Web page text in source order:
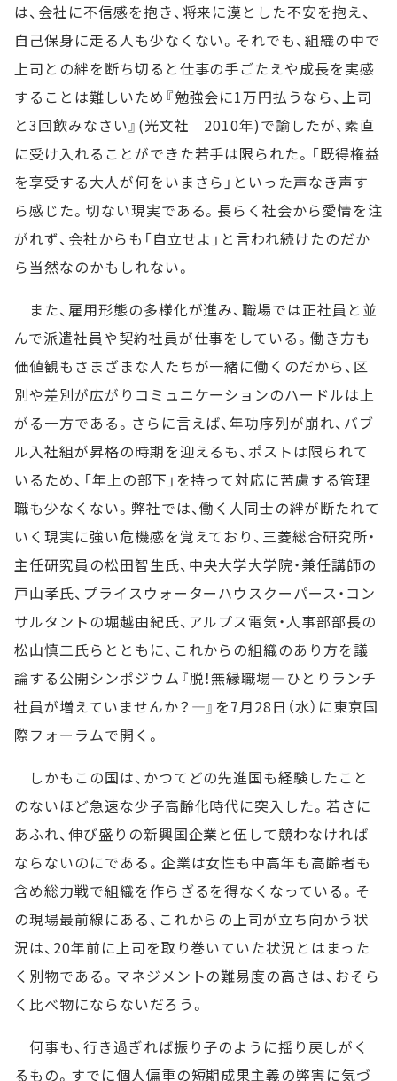
は、会社に不信感を抱き、将来に漠とした不安を抱え、
自己保身に走る人も少なくない。それでも、組織の中で
上司との絆を断ち切ると仕事の手ごたえや成長を実感
することは難しいため『勉強会に1万円払うなら、上司
と3回飲みなさい』(光文社 2010年)で諭したが、素直
に受け入れることができた若手は限られた。「既得権益
を享受する大人が何をいまさら」といった声なき声す
ら感じた。切ない現実である。長らく社会から愛情を注
がれず、会社からも「自立せよ」と言われ続けたのだか
ら当然なのかもしれない。
また、雇用形態の多様化が進み、職場では正社員と並
んで派遣社員や契約社員が仕事をしている。働き方も
価値観もさまざまな人たちが一緒に働くのだから、区
別や差別が広がりコミュニケーションのハードルは上
がる一方である。さらに言えば、年功序列が崩れ、バブ
ル入社組が昇格の時期を迎えるも、ポストは限られて
いるため、「年上の部下」を持って対応に苦慮する管理
職も少なくない。弊社では、働く人同士の絆が断たれて
いく現実に強い危機感を覚えており、三菱総合研究所・
主任研究員の松田智生氏、中央大学大学院・兼任講師の
戸山孝氏、プライスウォーターハウスクーパース・コン
サルタントの堀越由紀氏、アルプス電気・人事部部長の
松山慎二氏らとともに、これからの組織のあり方を議
論する公開シンポジウム『脱！無縁職場―ひとりランチ
社員が増えていませんか？―』を7月28日（水）に東京国
際フォーラムで開く。
しかもこの国は、かつてどの先進国も経験したこと
のないほど急速な少子高齢化時代に突入した。若さに
あふれ、伸び盛りの新興国企業と伍して競わなければ
ならないのにである。企業は女性も中高年も高齢者も
含め総力戦で組織を作らざるを得なくなっている。そ
の現場最前線にある、これからの上司が立ち向かう状
況は、20年前に上司を取り巻いていた状況とはまった
く別物である。マネジメントの難易度の高さは、おそら
く比べ物にならないだろう。
何事も、行き過ぎれば振り子のように揺り戻しがく
るもの。すでに個人偏重の短期成果主義の弊害に気づ